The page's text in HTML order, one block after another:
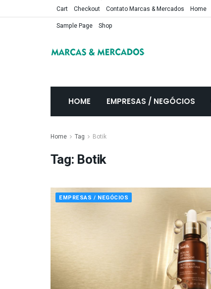
Cart Checkout Contato Marcas & Mercados Home
Sample Page
Shop
HOME EMPRESAS / NEGÓCIOS
Home Tag Botik
Tag: Botik
EMPRESAS / NEGÓCIOS